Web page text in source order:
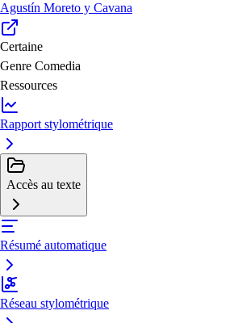
Agustín Moreto y Cavana
Certaine
Genre Comedia
Ressources
Rapport stylométrique
Accès au texte
Résumé automatique
Réseau stylométrique